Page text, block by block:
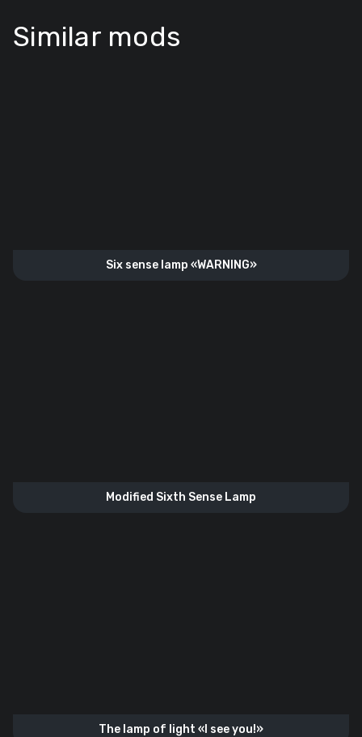
Similar mods
Six sense lamp «WARNING»
Modified Sixth Sense Lamp
The lamp of light «I see you!»